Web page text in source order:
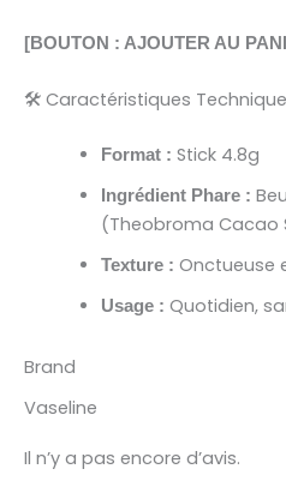
[BOUTON : AJOUTER AU
🛠 Caractéristiques
Format : Stick 4.8g
Ingrédient Phare :
(Theobroma Cacao
Texture : Onctueuse
Usage : Quotidien,
Brand
Vaseline
Il n’y a pas encore d’avis.